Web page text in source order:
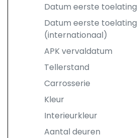
Datum eerste toelating
Datum eerste toelating
(internationaal)
APK vervaldatum
Tellerstand
Carrosserie
Kleur
Interieurkleur
Aantal deuren